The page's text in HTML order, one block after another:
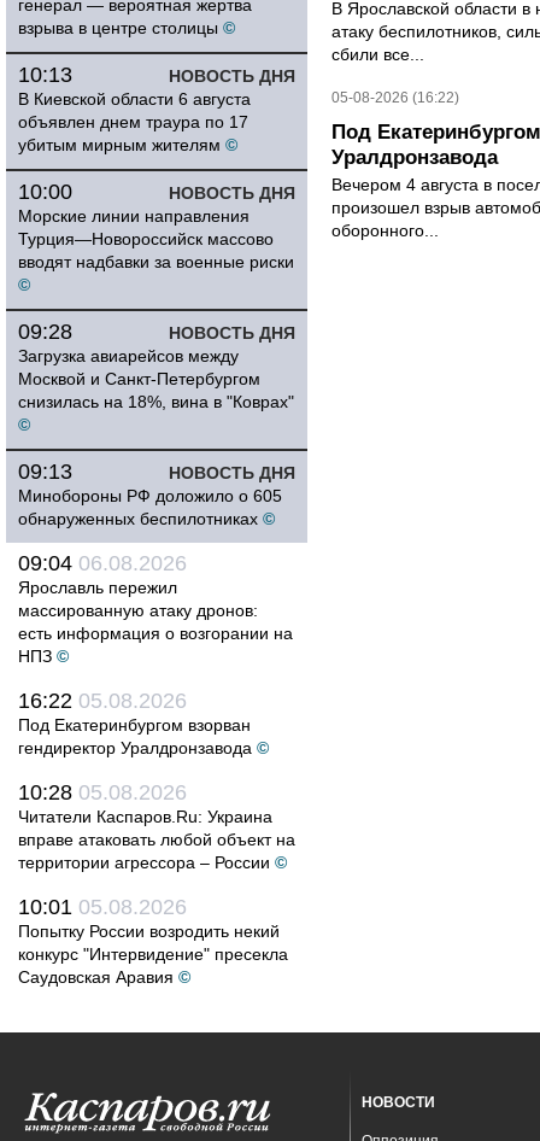
генерал — вероятная жертва
взрыва в центре столицы ©
НОВОСТЬ ДНЯ
10:13
В Киевской области 6 августа
объявлен днем траура по 17
убитым мирным жителям ©
НОВОСТЬ ДНЯ
10:00
Морские линии направления
Турция—Новороссийск массово
вводят надбавки за военные риски
©
НОВОСТЬ ДНЯ
09:28
Загрузка авиарейсов между
Москвой и Санкт-Петербургом
снизилась на 18%, вина в "Коврах"
©
НОВОСТЬ ДНЯ
09:13
Минобороны РФ доложило о 605
обнаруженных беспилотниках ©
09:04 06.08.2026
Ярославль пережил
массированную атаку дронов:
есть информация о возгорании на
НПЗ ©
16:22 05.08.2026
Под Екатеринбургом взорван
гендиректор Уралдронзавода ©
10:28 05.08.2026
Читатели Каспаров.Ru: Украина
вправе атаковать любой объект на
территории агрессора – России ©
10:01 05.08.2026
Попытку России возродить некий
конкурс "Интервидение" пресекла
Саудовская Аравия ©
В Ярославской области в
атаку беспилотников,
сбили все...
05-08-2026 (16:22)
Под
Уралдронзавода
Вечером 4 августа в
произошел взрыв
оборонного...
НОВОСТИ